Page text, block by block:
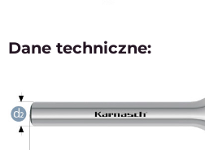
Dane techniczne: